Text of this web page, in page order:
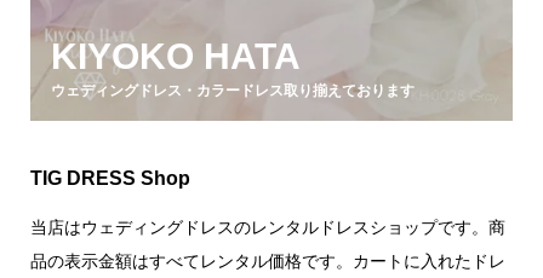
KIYOKO HATA
ウェディングドレス・カラードレス取り揃えております
TIG DRESS Shop
当店はウェディングドレスのレンタルドレスショップです。商
品の表示金額はすべてレンタル価格です。カートに入れたドレ